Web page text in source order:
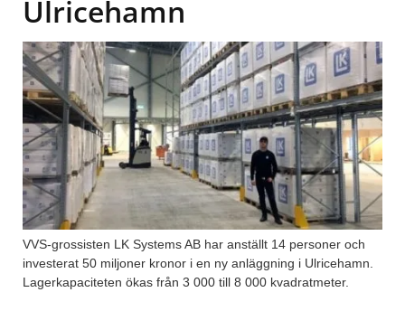
Ulricehamn
VVS-grossisten LK Systems AB har anställt 14 personer och
investerat 50 miljoner kronor i en ny anläggning i Ulricehamn.
Lagerkapaciteten ökas från 3 000 till 8 000 kvadratmeter.